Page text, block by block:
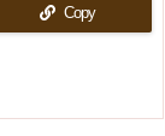
Copy